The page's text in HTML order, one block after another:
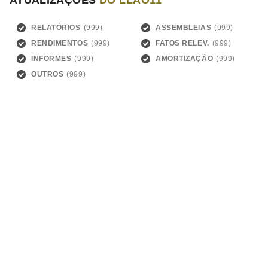
RELATÓRIOS
ASSEMBLEIAS
RENDIMENTOS
FATOS RELEV.
INFORMES
AMORTIZAÇÃO
OUTROS